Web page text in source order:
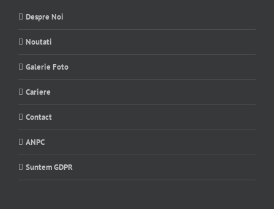
Despre Noi
Noutati
Galerie Foto
Cariere
Contact
ANPC
Suntem GDPR